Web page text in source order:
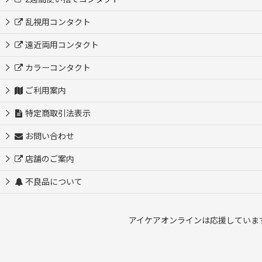
乱視用コンタクト
遠近両用コンタクト
カラーコンタクト
ご利用案内
特定商取引法表示
お問い合わせ
店舗のご案内
不良品について
アイケアオンラインは応援して